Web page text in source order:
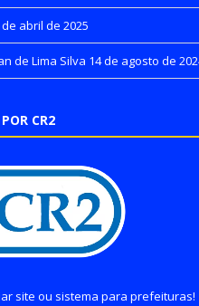
de abril de 2025
de Lima Silva 14 de agosto de
CR2
site ou sistema para prefeituras!